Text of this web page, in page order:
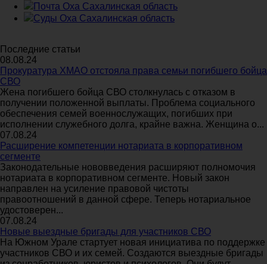
Почта Оха Сахалинская область
Суды Оха Сахалинская область
Последние статьи
08.08.24
Прокуратура ХМАО отстояла права семьи погибшего бойца
СВО
Жена погибшего бойца СВО столкнулась с отказом в
получении положенной выплаты. Проблема социального
обеспечения семей военнослужащих, погибших при
исполнении служебного долга, крайне важна. Женщина о...
07.08.24
Расширение компетенции нотариата в корпоративном
сегменте
Законодательные нововведения расширяют полномочия
нотариата в корпоративном сегменте. Новый закон
направлен на усиление правовой чистоты
правоотношений в данной сфере. Теперь нотариальное
удостоверен...
07.08.24
Новые выездные бригады для участников СВО
На Южном Урале стартует новая инициатива по поддержке
участников СВО и их семей. Создаются выездные бригады